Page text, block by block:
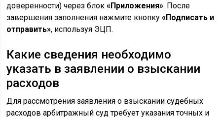
доверенности) через блок«Приложения». После
завершения заполнения нажмите кнопку«Подписать и
отправить», используя ЭЦП.
Какие сведения необходимо
указать в заявлении о взыскании
расходов
Для рассмотрения заявления о взыскании судебных
расходов арбитражный суд требует указания точных и